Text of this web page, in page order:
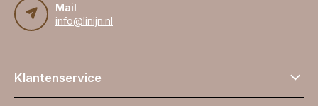
Mail
info@linijn.nl
Klantenservice